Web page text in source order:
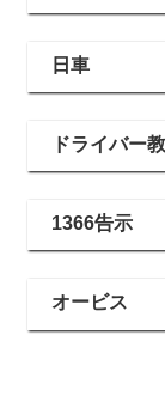
日車
ドライバー
1366告示
オービス